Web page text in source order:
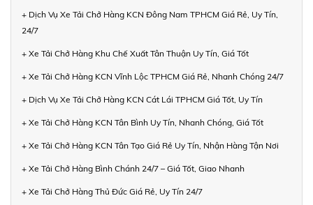
+ Dịch Vụ Xe Tải Chở Hàng KCN Đông Nam TPHCM Giá Rẻ, Uy Tín,
24/7
+ Xe Tải Chở Hàng Khu Chế Xuất Tân Thuận Uy Tín, Giá Tốt
+ Xe Tải Chở Hàng KCN Vĩnh Lộc TPHCM Giá Rẻ, Nhanh Chóng 24/7
+ Dịch Vụ Xe Tải Chở Hàng KCN Cát Lái TPHCM Giá Tốt, Uy Tín
+ Xe Tải Chở Hàng KCN Tân Bình Uy Tín, Nhanh Chóng, Giá Tốt
+ Xe Tải Chở Hàng KCN Tân Tạo Giá Rẻ Uy Tín, Nhận Hàng Tận Nơi
+ Xe Tải Chở Hàng Bình Chánh 24/7 – Giá Tốt, Giao Nhanh
+ Xe Tải Chở Hàng Thủ Đức Giá Rẻ, Uy Tín 24/7